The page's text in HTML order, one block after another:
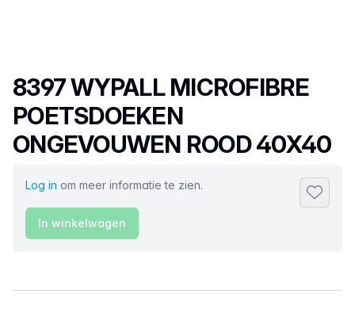
Productnaam
8397 WYPALL MICROFIBRE
POETSDOEKEN
ONGEVOUWEN ROOD 40X40
Log in om meer informatie te zien.
In winkelwagen